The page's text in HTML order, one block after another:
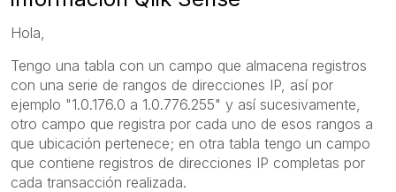
Hola,
Tengo una tabla con un campo que almacena registros
con una serie de rangos de direcciones IP, así por
ejemplo "1.0.176.0 a 1.0.776.255" y así sucesivamente,
otro campo que registra por cada uno de esos rangos a
que ubicación pertenece; en otra tabla tengo un campo
que contiene registros de direcciones IP completas por
cada transacción realizada.